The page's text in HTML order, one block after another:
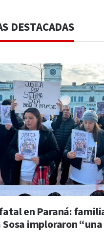
DESTACADAS
en Paraná:
imploraron